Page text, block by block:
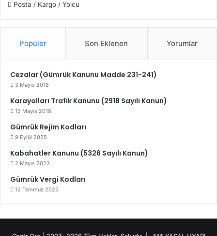
Posta / Kargo / Yolcu
Popüler Son Eklenen Yorumlar
Cezalar (Gümrük Kanunu Madde 231-241)
3 Mayıs 2018
Karayolları Trafik Kanunu (2918 Sayılı Kanun)
12 Mayıs 2018
Gümrük Rejim Kodları
9 Eylül 2025
Kabahatler Kanunu (5326 Sayılı Kanun)
2 Mayıs 2023
Gümrük Vergi Kodları
12 Temmuz 2025